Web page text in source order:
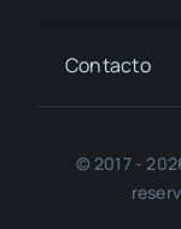
Contacto
© 2017 -